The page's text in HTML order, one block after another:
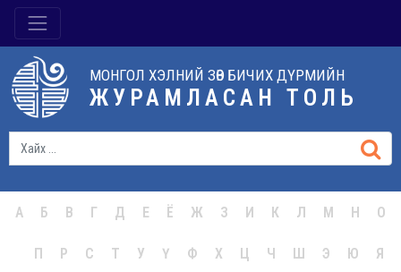
МОНГОЛ ХЭЛНИЙ ЗӨВ БИЧИХ ДҮРМИЙН
ЖУРАМЛАСАН ТОЛЬ
А Б В Г Д Е Ё Ж З И К Л М Н О
П Р С Т У Ү Ф Х Ц Ч Ш Э Ю Я